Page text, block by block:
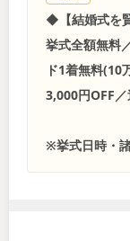
◆【結婚式を
挙式全額無料
ド1着無料(10
3,000円OFF
※挙式日時・